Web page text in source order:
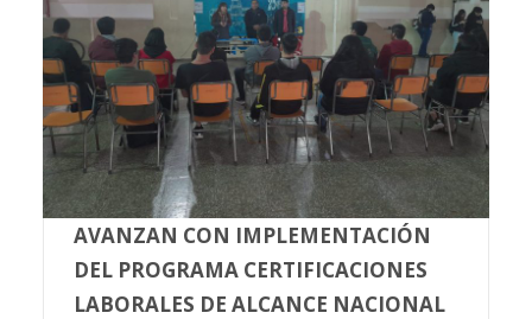
AVANZAN CON IMPLEMENTACIÓN
DEL PROGRAMA CERTIFICACIONES
LABORALES DE ALCANCE NACIONAL